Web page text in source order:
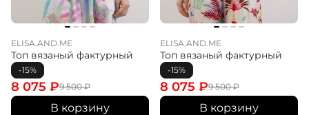
ELISA.AND.ME
Топ вязаный фактурный
-15%
9 500₽
8 075 ₽
В корзину
ELISA.AND.ME
Топ вязаный фактурный
-15%
9 500₽
8 075 ₽
В корзину